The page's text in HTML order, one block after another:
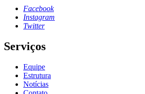
Facebook
Instagram
Twitter
Serviços
Equipe
Estrutura
Notícias